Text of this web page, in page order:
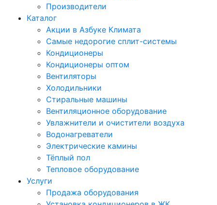
Производители
Каталог
Акции в Азбуке Климата
Самые недорогие сплит-системы
Кондиционеры
Кондиционеры оптом
Вентиляторы
Холодильники
Стиральные машины
Вентиляционное оборудование
Увлажнители и очистители воздуха
Водонагреватели
Электрические камины
Тёплый пол
Тепловое оборудование
Услуги
Продажа оборудования